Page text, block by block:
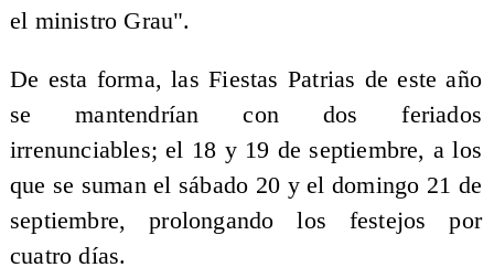
el ministro Grau".
De esta forma, las Fiestas Patrias de este año
se mantendrían con dos feriados
irrenunciables; el 18 y 19 de septiembre, a los
que se suman el sábado 20 y el domingo 21 de
septiembre, prolongando los festejos por
cuatro días.